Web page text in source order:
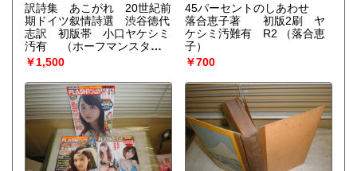
訳詩集 あこがれ 20世紀前
期ドイツ叙情詩選 渋谷徳代
志訳 初版帯 小口ヤケシミ
汚有
（ホーフマンスター
ル、リルケ、ヘッセ、ブレヒ
ト他 訳：渋谷徳代志）
￥1,500
45パーセントのしあわせ
落合恵子著 初版2刷 ヤ
ケシミ汚難有 R2
（落合恵
子）
￥700